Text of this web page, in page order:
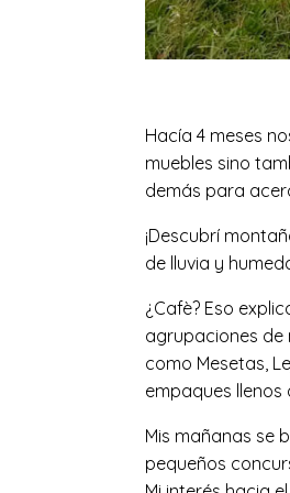
Hacía 4 meses
muebles sino
demás para
¡Descubrí
de lluvia y
¿Cafè? Eso
agrupaciones de
como Mesetas,
empaques llenos
Mis mañanas se
pequeños